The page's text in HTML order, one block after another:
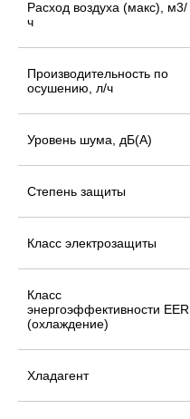
Расход воздуха (макс), м3/
ч
Производительность по
осушению, л/ч
Уровень шума, дБ(А)
Степень защиты
Класс электрозащиты
Класс
энергоэффективности EER
(охлаждение)
Хладагент